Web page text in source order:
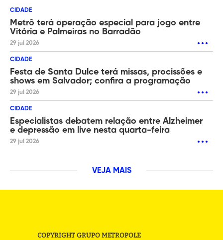
CIDADE
Metrô terá operação especial para jogo entre
Vitória e Palmeiras no Barradão
29 jul 2026
CIDADE
Festa de Santa Dulce terá missas, procissões e
shows em Salvador; confira a programação
29 jul 2026
CIDADE
Especialistas debatem relação entre Alzheimer
e depressão em live nesta quarta-feira
29 jul 2026
VEJA MAIS
COPYRIGHT GRUPO METROPOLE